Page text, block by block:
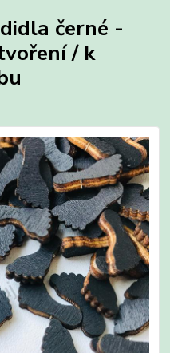
černé -
/ k